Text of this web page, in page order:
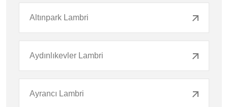
Altınpark Lambri
Aydınlıkevler Lambri
Ayrancı Lambri